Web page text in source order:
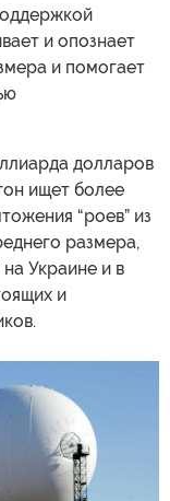
и опознает
и помогает
долларов
ищет более
“роев” из
размера,
Украине и в
и